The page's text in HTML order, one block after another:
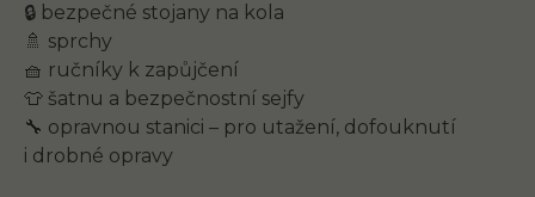
🔒 bezpečné stojany na kola
🚿 sprchy
🧺 ručníky k zapůjčení
👕 šatnu a bezpečnostní sejfy
🔧 opravnou stanici – pro utažení, dofouknutí
i drobné opravy